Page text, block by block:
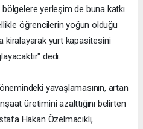
bölgelere yerleşim de buna katkı
öğrencilerin yoğun olduğu
kiralayarak yurt kapasitesini
dedi.
yavaşlamasının, artan
üretimini azalttığını belirten
Hakan Özelmacıklı,